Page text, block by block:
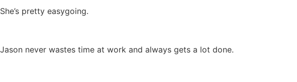
She’s pretty easygoing.
Jason never wastes time at work and always gets a lot done.